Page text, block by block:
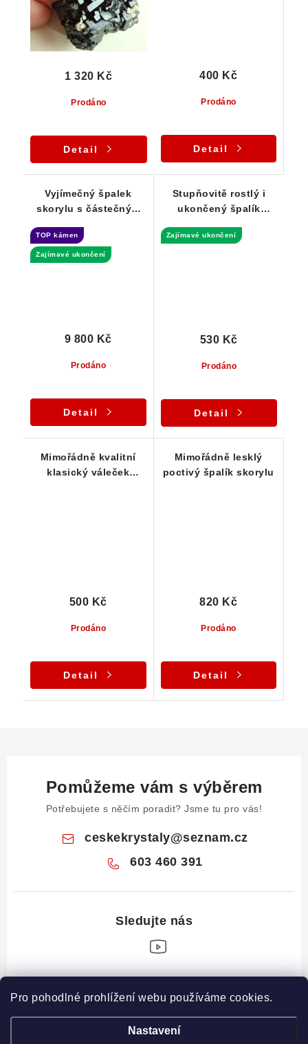
Pro pohodlné prohlížení webu používáme cookies.
Nastavení
Prodáno
1 320 Kč
Detail
Prodáno
400 Kč
Detail
Vyjímečný špalek
skorylu s částečným
ukončením -
Samoléčitel
TOP kámen
Zajímavé ukončení
Prodáno
9 800 Kč
Detail
Stupňovitě rostlý i
ukončený špalík
skorylu
Zajímavé ukončení
Prodáno
530 Kč
Detail
Mimořádně kvalitní
klasický váleček
Prodáno
500 Kč
Detail
Mimořádně lesklý
poctivý špalík skorylu
Prodáno
820 Kč
Detail
Pomůžeme vám s výběrem
Potřebujete s něčím poradit? Jsme tu pro vás!
ceskekrystaly@seznam.cz
603 460 391
Z
Informace pro vás